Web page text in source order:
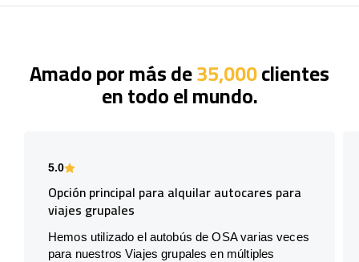
Amado por más de35,000clientes
en todo el mundo.
5.0
Opción principal para alquilar autocares para
viajes grupales
Hemos utilizado el autobús de OSA varias veces
para nuestros Viajes grupales en múltiples